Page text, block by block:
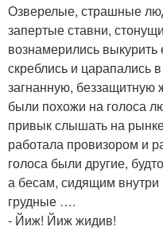
Озверелые, страшные
запертые ставни,
вознамерились
скреблись и царапались
загнанную, беззащитную
были похожи на голоса
привык слышать на
работала провизором и
голоса были другие,
а бесам, сидящим
грудные ….
- Йиж! Йиж жидив!